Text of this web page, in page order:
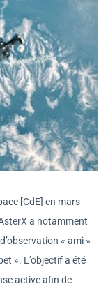
[CdE] en mars
a notamment
« ami »
». L’objectif a été
active afin de